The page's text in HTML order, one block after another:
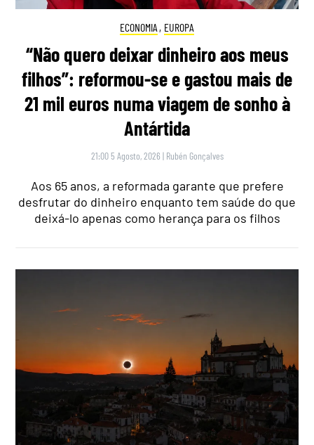
ECONOMIA , EUROPA
“Não quero deixar dinheiro aos meus
filhos”: reformou-se e gastou mais de
21 mil euros numa viagem de sonho à
Antártida
21:00 5 Agosto, 2026 | Rubén Gonçalves
Aos 65 anos, a reformada garante que prefere
desfrutar do dinheiro enquanto tem saúde do que
deixá-lo apenas como herança para os filhos